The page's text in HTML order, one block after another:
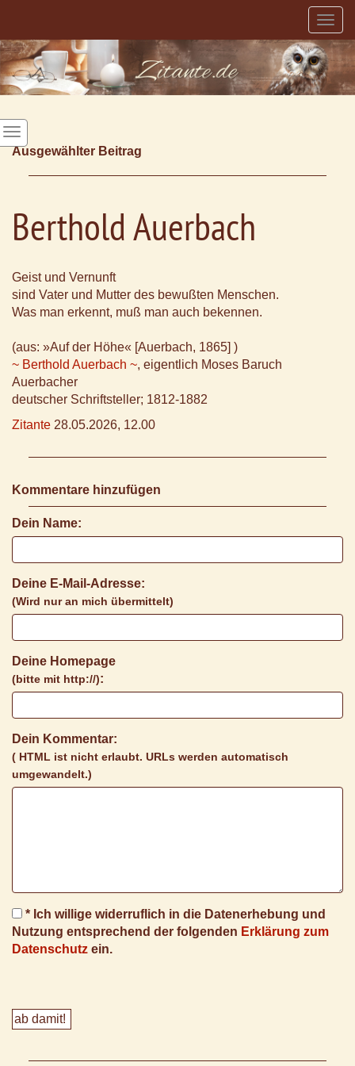
Ausgewählter Beitrag
Berthold Auerbach
Geist und Vernunft
sind Vater und Mutter des bewußten Menschen.
Was man erkennt, muß man auch bekennen.
(aus: »Auf der Höhe« [Auerbach, 1865] )
~ Berthold Auerbach ~, eigentlich Moses Baruch
Auerbacher
deutscher Schriftsteller; 1812-1882
Zitante 28.05.2026, 12.00
Kommentare hinzufügen
Dein Name:
Deine E-Mail-Adresse:
(Wird nur an mich übermittelt)
Deine Homepage
(bitte mit http://):
Dein Kommentar:
( HTML ist nicht erlaubt. URLs werden automatisch
umgewandelt.)
* Ich willige widerruflich in die Datenerhebung und
Nutzung entsprechend der folgenden Erklärung zum
Datenschutz ein.